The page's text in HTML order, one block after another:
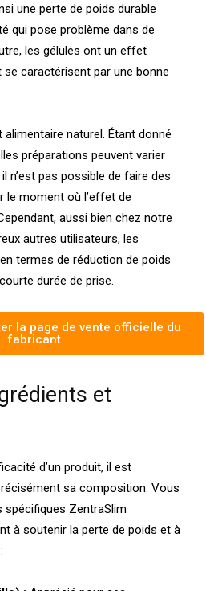
une perte de poids durable
qui pose problème dans de
les gélules ont un effet
se caractérisent par une bonne
alimentaire naturel. Étant donné
préparations peuvent varier
il n’est pas possible de faire des
le moment où l’effet de
aussi bien chez notre
autres utilisateurs, les
termes de réduction de poids
durée de prise.
la page de vente officielle du
fabricant
et
d’un produit, il est
sa composition. Vous
ZentraSlim
à soutenir la perte de poids et à